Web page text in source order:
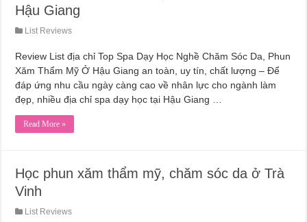
Hậu Giang
List Reviews
Review List địa chỉ Top Spa Dạy Học Nghề Chăm Sóc Da, Phun
Xăm Thẩm Mỹ Ở Hậu Giang an toàn, uy tín, chất lượng – Để
đáp ứng nhu cầu ngày càng cao về nhân lực cho ngành làm
đẹp, nhiều địa chỉ spa dạy học tại Hậu Giang …
Read More »
Học phun xăm thẩm mỹ, chăm sóc da ở Trà
Vinh
List Reviews